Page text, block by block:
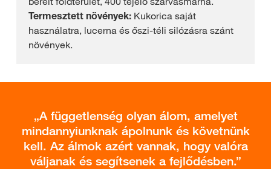
Termesztett növények: Kukorica saját
használatra, lucerna és őszi-téli silózásra szánt
növények.
A függetlenség olyan álom, amelyet
mindannyiunknak ápolnunk és követnünk
kell. Az álmok azért vannak, hogy valóra
váljanak és segítsenek a fejlődésben.